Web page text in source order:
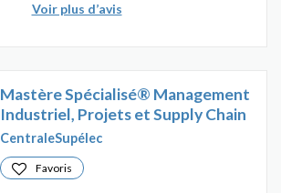
Voir plus d’avis
Mastère Spécialisé® Management
Industriel, Projets et Supply Chain
CentraleSupélec
Favoris